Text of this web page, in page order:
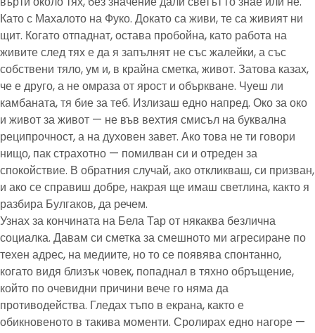
Като с Махалото на Фуко. Докато са живи, те са живият ни
щит. Когато отпаднат, остава пробойна, като работа на
живите след тях е да я запълнят не със жалейки, а със
собствени тяло, ум и, в крайна сметка, живот. Затова казах,
че е друго, а не омраза от ярост и объркване. Чуеш ли
камбаната, тя бие за теб. Излизаш едно напред. Око за око
и живот за живот — не във вехтия смисъл на буквална
реципрочност, а на духовен завет. Ако това не ти говори
нищо, пак страхотно — помилван си и отреден за
спокойствие. В обратния случай, ако откликваш, си призван,
и ако се справиш добре, накрая ще имаш светлина, както я
разбира Булгаков, да речем.
Узнах за кончината на Бела Тар от някаква безлична
социалка. Давам си сметка за смешното ми агресиране по
техен адрес, на медиите, но то се появява спонтанно,
когато видя близък човек, попаднал в тяхно обръщение,
който по очевидни причини вече го няма да
противодейства. Гледах тъпо в екрана, както е
обикновеното в такива моменти. Сролирах едно нагоре —